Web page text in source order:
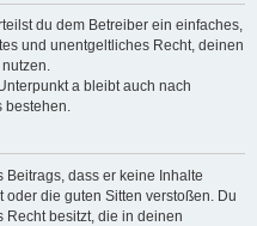
du dem Betreiber ein einfaches,
und unentgeltliches Recht, deinen
a bleibt auch nach
bestehen.
Beitrags, dass er keine Inhalte
die guten Sitten verstoßen. Du
Recht besitzt, die in deinen